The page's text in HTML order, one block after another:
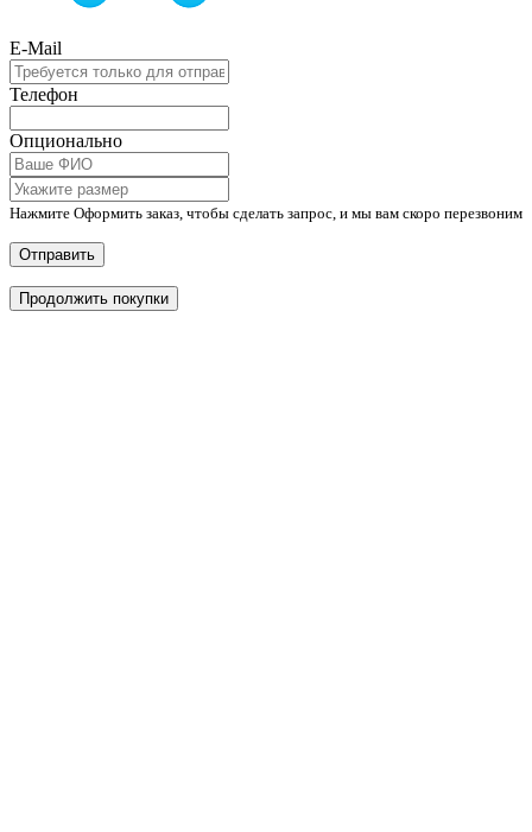
E-Mail
Телефон
Опционально
Нажмите Оформить заказ, чтобы сделать запрос, и мы вам скоро перезвоним
Отправить
Продолжить покупки